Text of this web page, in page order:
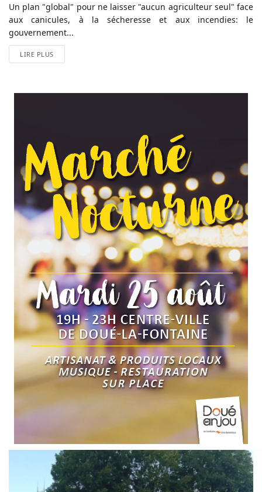
Un plan "global" pour ne laisser "aucun agriculteur seul" face
aux canicules, à la sécheresse et aux incendies: le
gouvernement...
LIRE PLUS